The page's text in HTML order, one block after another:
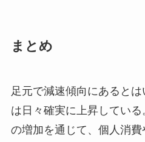
まとめ
足元で減速傾向にあると
は日々確実に上昇してい
の増加を通じて、個人消費